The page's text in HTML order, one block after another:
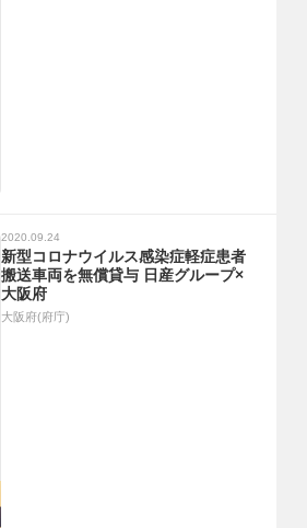
2020.09.24
新型コロナウイルス感染症軽症患者
搬送車両を無償貸与 日産グループ×
大阪府
大阪府(府庁)